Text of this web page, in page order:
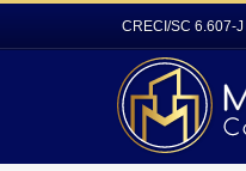
CRECI/SC 6.607-J